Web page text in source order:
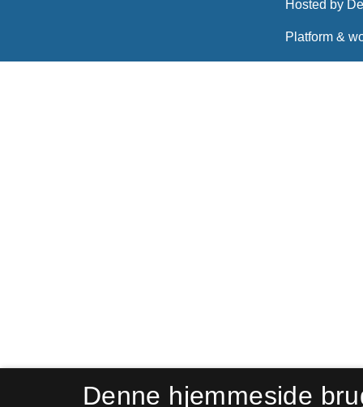
Denne hjemmeside